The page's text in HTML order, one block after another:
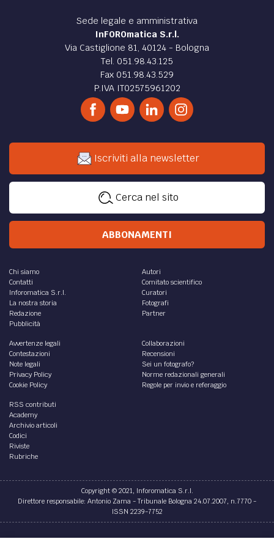
Sede legale e amministrativa
InFOROmatica S.r.l.
Via Castiglione 81, 40124 - Bologna
Tel. 051.98.43.125
Fax 051.98.43.529
P.IVA IT02575961202
Iscriviti alla newsletter
Cerca nel sito
ABBONAMENTI
Chi siamo
Contatti
Inforomatica S.r.l.
La nostra storia
Redazione
Pubblicità
Autori
Comitato scientifico
Curatori
Fotografi
Partner
Avvertenze legali
Contestazioni
Note legali
Privacy Policy
Cookie Policy
Collaborazioni
Recensioni
Sei un fotografo?
Norme redazionali generali
Regole per invio e referaggio
RSS contributi
Academy
Archivio articoli
Codici
Riviste
Rubriche
Copyright © 2021, Inforomatica S.r.l.
Direttore responsabile: Antonio Zama - Tribunale Bologna 24.07.2007, n.7770 -
ISSN 2239-7752